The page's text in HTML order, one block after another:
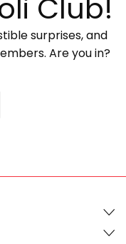
Club!
surprises, and
Are you in?